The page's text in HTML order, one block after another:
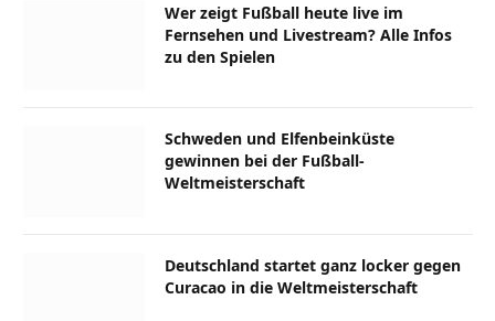
Wer zeigt Fußball heute live im
Fernsehen und Livestream? Alle Infos
zu den Spielen
Schweden und Elfenbeinküste
gewinnen bei der Fußball-
Weltmeisterschaft
Deutschland startet ganz locker gegen
Curacao in die Weltmeisterschaft